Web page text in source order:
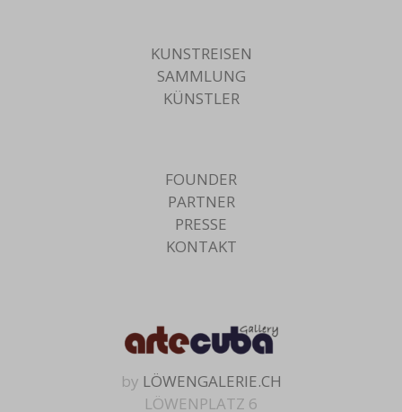
KUNSTREISEN
SAMMLUNG
KÜNSTLER
FOUNDER
PARTNER
PRESSE
KONTAKT
by LÖWENGALERIE.CH
LÖWENPLATZ 6